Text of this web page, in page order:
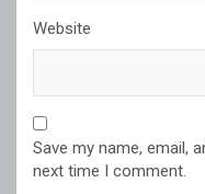
Website
Save my name, email,
next time I comment.